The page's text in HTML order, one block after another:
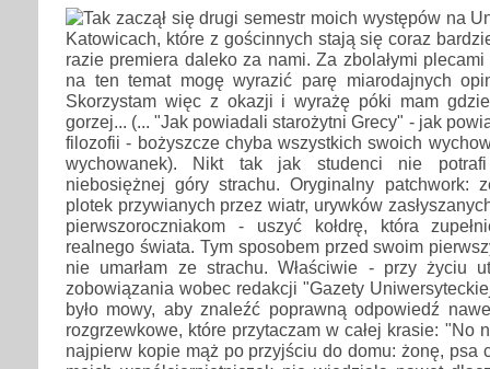
Tak zaczął się drugi semestr moich występów na
Katowicach, które z gościnnych stają się coraz
razie premiera daleko za nami. Za zbolałymi
na ten temat mogę wyrazić parę miarodajnych
Skorzystam więc z okazji i wyrażę póki mam
gorzej... (... "Jak powiadali starożytni Grecy" - jak
filozofii - bożyszcze chyba wszystkich swoich
wychowanek). Nikt tak jak studenci nie
niebosiężnej góry strachu. Oryginalny patchwork:
plotek przywianych przez wiatr, urywków
pierwszoroczniakom - uszyć kołdrę, która
realnego świata. Tym sposobem przed swoim
nie umarłam ze strachu. Właściwie - przy życiu
zobowiązania wobec redakcji "Gazety
było mowy, aby znaleźć poprawną odpowiedź
rozgrzewkowe, które przytaczam w całej krasie: "No
najpierw kopie mąż po przyjściu do domu: żonę, psa